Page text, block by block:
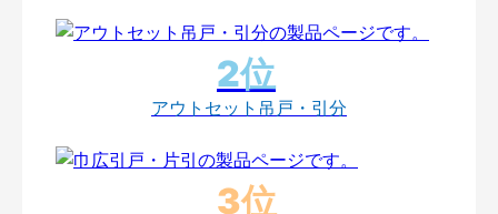
アウトセット吊戸・引分